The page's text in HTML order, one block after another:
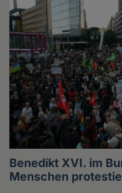
Benedikt XVI. im
Menschen